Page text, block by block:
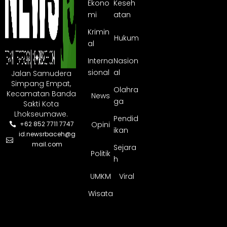
Jalan Samudera
Simpang Empat,
Kecamatan Banda
Sakti Kota
Lhokseumawe.
+62 852 7711 7747
id.newsrbaceh@g
mail.com
Ekono
mi
Keseh
atan
Krimin
al
Hukum
Interna
sional
Nasion
al
News
Olahra
ga
Opini
Pendid
ikan
Politik
Sejara
h
UMKM
Viral
Wisata